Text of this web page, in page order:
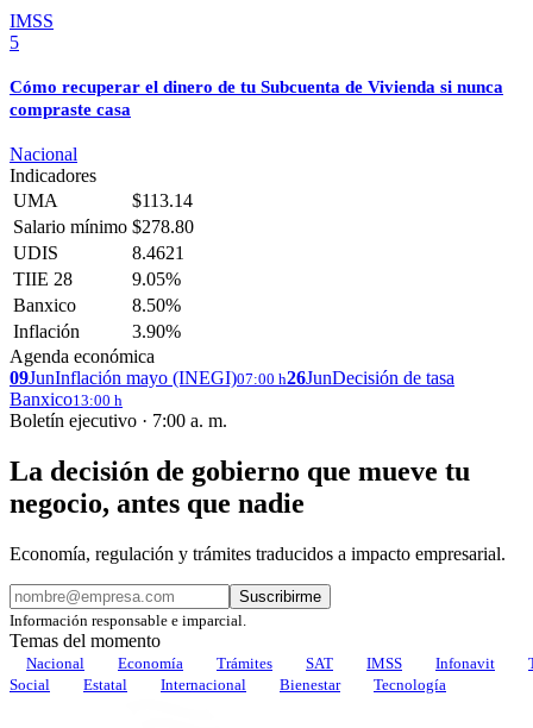
IMSS
5
Cómo recuperar el dinero de tu Subcuenta de Vivienda si nunca
compraste casa
Nacional
Indicadores
UMA
$113.14
Salario mínimo $278.80
UDIS
8.4621
TIIE 28
9.05%
Banxico
8.50%
Inflación
3.90%
Agenda económica
09JunInflación mayo (INEGI)07:00 h26JunDecisión de tasa
Banxico13:00 h
Boletín ejecutivo · 7:00 a. m.
La decisión de gobierno que mueve tu
negocio, antes que nadie
Economía, regulación y trámites traducidos a impacto empresarial.
Suscribirme
Información responsable e imparcial.
Temas del momento
Nacional Economía Trámites SAT IMSS Infonavit
Social
Estatal Internacional Bienestar Tecnología